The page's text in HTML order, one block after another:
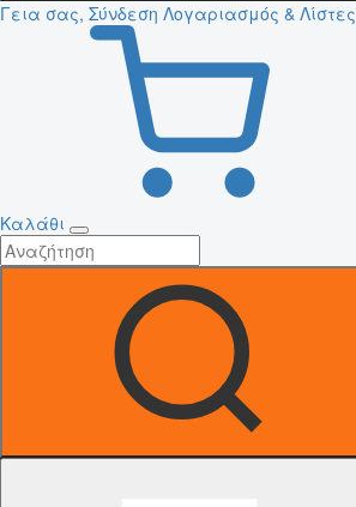
Γεια σας, Σύνδεση Λογαριασμός & Λίστες
Καλάθι